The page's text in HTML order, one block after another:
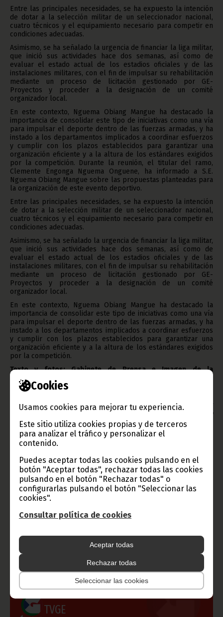
Cookies
Usamos cookies para mejorar tu experiencia.
Este sitio utiliza cookies propias y de terceros
para analizar el tráfico y personalizar el
contenido.
Puedes aceptar todas las cookies pulsando en el
botón "Aceptar todas", rechazar todas las cookies
pulsando en el botón "Rechazar todas" o
configurarlas pulsando el botón "Seleccionar las
cookies".
Consultar política de cookies
Aceptar todas
Rechazar todas
Seleccionar las cookies
Entre las principales necesidades, se ha expuesto la intención
de dotar a la selección militar de un seleccionador nacional,
cuatro técnicos y el equipamiento necesario para competir en
condiciones adecuadas.
Asimismo, se ha señalado la urgencia de financiar la liga militar,
que inició sus actividades hace dos semanas, así como de
evaluar el estado actual de los estadios oficiales y de las
instalaciones militares, con el fin de impulsar su rehabilitación
mediante un proceso de licitación gestionado por GE-
Proyectos y proceder a la designación de un comité
organizador local.
En este contexto, Nguema Obiang Mangue ha destacado la
importancia de consolidar este tipo de iniciativas como una vía
para impulsar el deporte dentro de las fuerzas armadas, y ha
instado a los departamentos implicados a coordinar esfuerzos
y cumplir con los plazos establecidos para garantizar una
organización eficiente y a la altura de los estándares exigidos
por la competición. Durante la reunión, el titular del ramo,
Clemente Engonga Nguema Onguene, ha informado a S.E.
Nguema Obiang Mangue sobre las propuestas planteadas para
la organización de este evento deportivo.
Entre las principales necesidades, se ha expuesto la intención
de dotar a la selección militar de un seleccionador nacional,
cuatro técnicos y el equipamiento necesario para competir en
condiciones adecuadas.
Asimismo, se ha señalado la urgencia de financiar la liga militar,
que inició sus actividades hace dos semanas, así como de
evaluar el estado actual de los estadios oficiales y de las
instalaciones militares, con el fin de impulsar su rehabilitación
mediante un proceso de licitación gestionado por GE-
Proyectos y proceder a la designación de un comité
organizador local.
En este contexto, Nguema Obiang Mangue ha destacado la
importancia de consolidar este tipo de iniciativas como una vía
para impulsar el deporte dentro de las fuerzas armadas, y ha
instado a los departamentos implicados a coordinar esfuerzos
y cumplir con los plazos establecidos para garantizar una
organización eficiente y a la altura de los estándares exigidos
por la competición.
Texto y fotos: Gabinete de Prensa e Imagen de la
Vicepresidencia de la República
Oficina de Información y Prensa de Guinea Ecuatorial
Aviso: La reproducción total o parcial de este artículo o de las
imágenes que lo acompañen debe hacerse, siempre y en todo
lugar, con la mención de la fuente de origen de la misma
(Oficina de Información y Prensa de Guinea Ecuatorial).
Gobierno e Instituciones
Información de Guinea Ecuatorial
TVGE